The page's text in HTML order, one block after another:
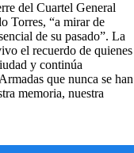
del Cuartel General
Torres, “a mirar de
de su pasado”. La
el recuerdo de quienes
y continúa
que nunca se han
memoria, nuestra